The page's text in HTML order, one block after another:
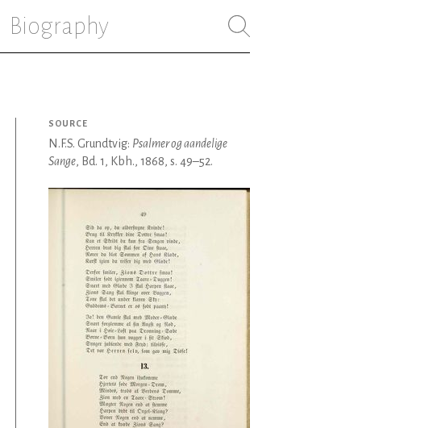
Biography
SOURCE
N.F.S. Grundtvig: Psalmer og aandelige
Sange, Bd. 1, Kbh., 1868, s. 49–52.